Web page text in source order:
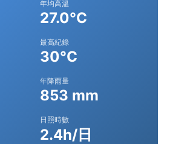
年均高溫
27.0°C
最高紀錄
30°C
年降雨量
853 mm
日照時數
2.4h/日